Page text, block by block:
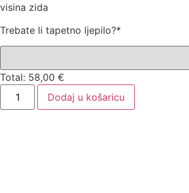
visina zida
Trebate li tapetno ljepilo?*
Total: 58,00 €
Dodaj u košaricu